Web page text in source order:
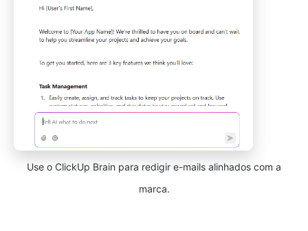
Use o ClickUp Brain para redigir e-mails alinhados com a
marca.